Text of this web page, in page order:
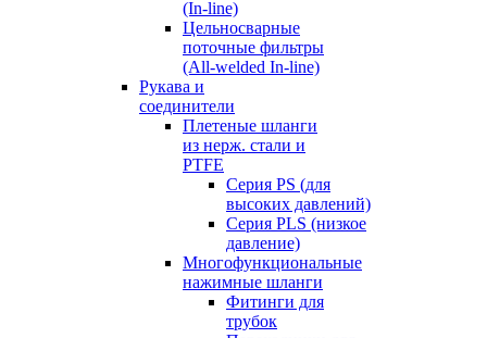
(In-line)
Цельносварные
поточные фильтры
(All-welded In-line)
Рукава и
соединители
Плетеные шланги
из нерж. стали и
PTFE
Серия PS (для
высоких давлений)
Серия PLS (низкое
давление)
Многофункциональные
нажимные шланги
Фитинги для
трубок